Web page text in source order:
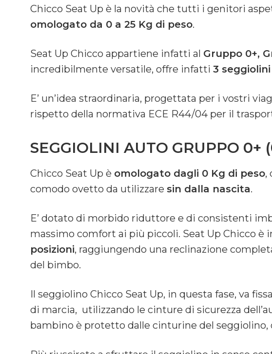
Chicco Seat Up è la novità che tutti i genitori
omologato da 0 a 25 Kg di peso.
Seat Up Chicco appartiene infatti al Gruppo 0+,
incredibilmente versatile, offre infatti 3
E’ un’idea straordinaria, progettata per i vostri
rispetto della normativa ECE R44/04 per il
SEGGIOLINI AUTO GRUPPO 0+
Chicco Seat Up è omologato dagli 0 Kg di peso,
comodo ovetto da utilizzare sin dalla nascita.
E’ dotato di morbido riduttore e di consistenti
massimo comfort ai più piccoli. Seat Up Chicco è
posizioni, raggiungendo una reclinazione
del bimbo.
Il seggiolino Chicco Seat Up, in questa fase, va
di marcia, utilizzando le cinture di sicurezza
bambino è protetto dalle cinturine del